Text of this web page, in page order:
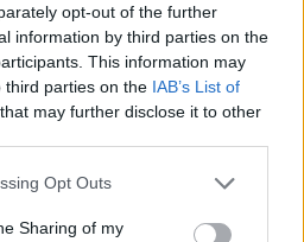
opt-out of the further
information by third parties on the
This information may
third parties on the IAB’s List of
that may further disclose it to other
app uses one or more Google
behaviour. You may click to
Opt Outs
Sharing of my
Άινταχο: Η νύχτα που
μέσα σε λίγα